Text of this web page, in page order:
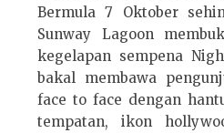
Bermula 7 Oktober
Sunway Lagoon
kegelapan sempena
bakal membawa
face to face dengan
tempatan, ikon